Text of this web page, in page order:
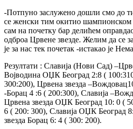
-Потпуно заслужено дошли смо до
се женски тим окитио шампионском
сам на почетку бар делићем
одброа Црвене звезде. Желим да се
је за нас тек почетак -истакао је
Резултати : Славија (Нови Сад)
Војводина ОЏК Београд 2:8 (
300:200), Црвена звезда
-Борац 4 :6 ( 200:300), Славија
Црвена звезда ОЏК Београд 10: 0 (
6 ( 200: 300), Славија ОЏК Београд
звезда Борац 6: 4 ( 300: 200).